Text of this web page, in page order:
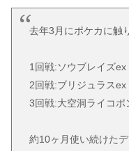
去年3月にポケカに触
1回戦:ソウブレイズex
2回戦:ブリジュラスex
3回戦:大空洞ライコポ
約10ヶ月使い続けた